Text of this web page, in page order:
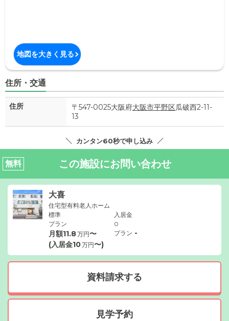
地図を大きく見る
住所・交通
住所 〒547-0025大阪府大阪市平野区瓜破西2-11-
13
カンタン60秒で申し込み
無料 この施設にお問い合わせ
大喜
住宅型有料老人ホーム
標準
プラン
月額11.8万円〜
(入居金10万円〜)
入居金
0
プラン -
資料請求する
見学予約